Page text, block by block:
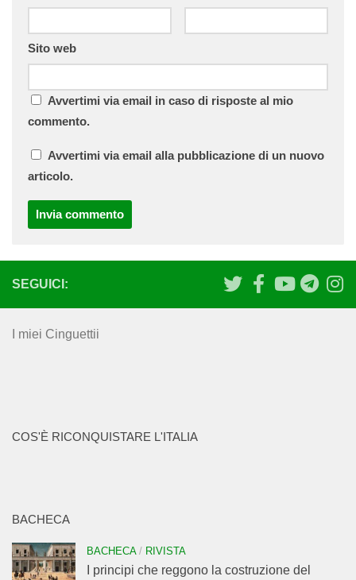
Sito web
Avvertimi via email in caso di risposte al mio
commento.
Avvertimi via email alla pubblicazione di un nuovo
articolo.
SEGUICI:
I miei Cinguettii
COS'È RICONQUISTARE L'ITALIA
BACHECA
BACHECA/ RIVISTA
I principi che reggono la costruzione del